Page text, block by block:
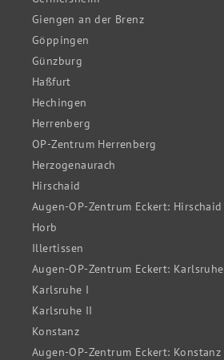
Giengen an der Brenz
Göppingen
Günzburg
Haßfurt
Hechingen
Herrenberg
OP-Zentrum Herrenberg
Herzogenaurach
Hirschaid
Augen-OP-Zentrum Eckert: Hirschaid
Horb
Illertissen
Augen-OP-Zentrum Eckert: Karlsruhe
Karlsruhe I
Karlsruhe II
Konstanz
Augen-OP-Zentrum Eckert: Konstanz